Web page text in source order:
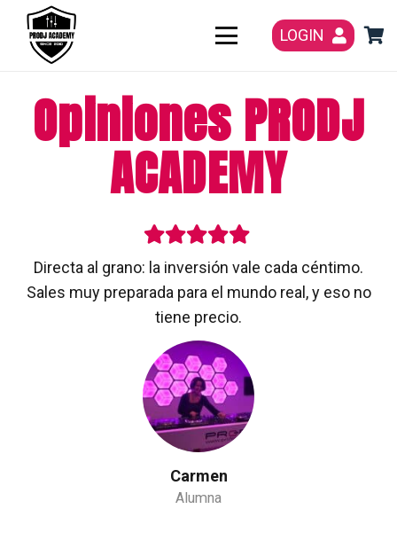
LOGIN
Opiniones PRODJ
ACADEMY
Directa al grano: la inversión vale cada céntimo.
Sales muy preparada para el mundo real, y eso no
tiene precio.
Carmen
Alumna